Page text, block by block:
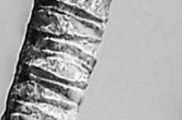
WBG•EUROSTAT